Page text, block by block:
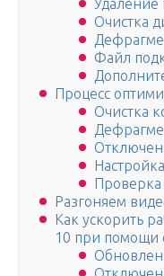
Удаление
Очистка
Файл
Процесс
Очистка
Проверка
Разгоняем
Как ускорить
10 при помощи